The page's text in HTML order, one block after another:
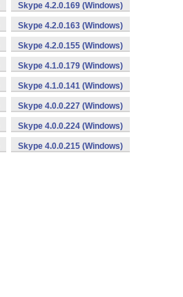
Skype 4.2.0.169 (Windows)
Skype 4.2.0.163 (Windows)
Skype 4.2.0.155 (Windows)
Skype 4.1.0.179 (Windows)
Skype 4.1.0.141 (Windows)
Skype 4.0.0.227 (Windows)
Skype 4.0.0.224 (Windows)
Skype 4.0.0.215 (Windows)